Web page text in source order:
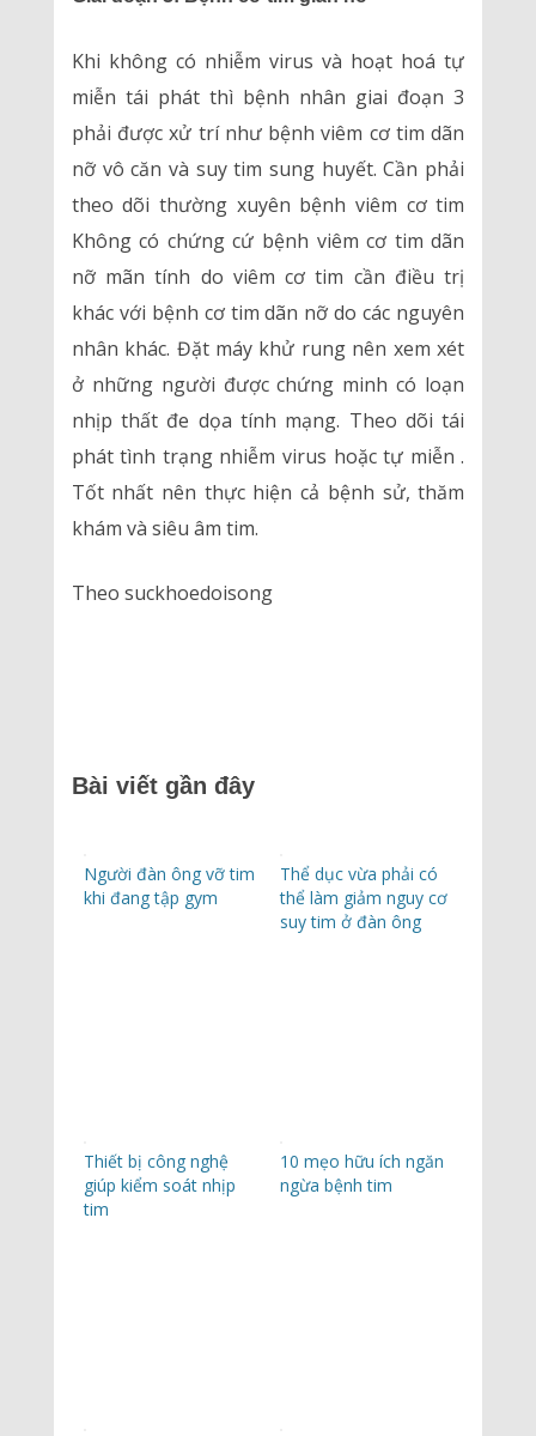
Khi không có nhiễm virus và hoạt hoá tự
miễn tái phát thì bệnh nhân giai đoạn 3
phải được xử trí như bệnh viêm cơ tim dãn
nỡ vô căn và suy tim sung huyết. Cần phải
theo dõi thường xuyên bệnh viêm cơ tim
Không có chứng cứ bệnh viêm cơ tim dãn
nỡ mãn tính do viêm cơ tim cần điều trị
khác với bệnh cơ tim dãn nỡ do các nguyên
nhân khác. Đặt máy khử rung nên xem xét
ở những người được chứng minh có loạn
nhịp thất đe dọa tính mạng. Theo dõi tái
phát tình trạng nhiễm virus hoặc tự miễn .
Tốt nhất nên thực hiện cả bệnh sử, thăm
khám và siêu âm tim.
Theo suckhoedoisong
Bài viết gần đây
Người đàn ông vỡ tim
khi đang tập gym
Thể dục vừa phải có
thể làm giảm nguy cơ
suy tim ở đàn ông
Thiết bị công nghệ
giúp kiểm soát nhịp
tim
10 mẹo hữu ích ngăn
ngừa bệnh tim